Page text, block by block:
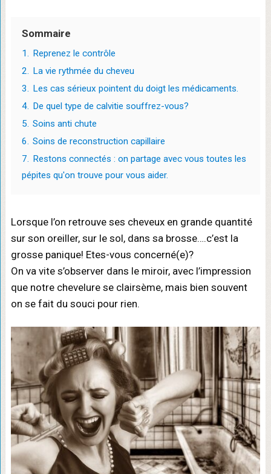
Sommaire
1. Reprenez le contrôle
2. La vie rythmée du cheveu
3. Les cas sérieux pointent du doigt les médicaments.
4. De quel type de calvitie souffrez-vous?
5. Soins anti chute
6. Soins de reconstruction capillaire
7. Restons connectés : on partage avec vous toutes les
pépites qu'on trouve pour vous aider.
Lorsque l’on retrouve ses cheveux en grande quantité
sur son oreiller, sur le sol, dans sa brosse….c’est la
grosse panique! Etes-vous concerné(e)?
On va vite s’observer dans le miroir, avec l’impression
que notre chevelure se clairsème, mais bien souvent
on se fait du souci pour rien.